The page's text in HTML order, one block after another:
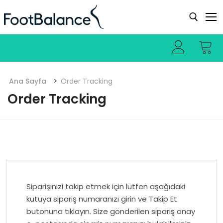
Anasayfa
%100 Kişiye Özel Spor Serisi
Çocuklara Özel Medikal Seri
Kompresyon Çorapları
Bunyon ve Halluks Valgus Çorabı
Plantar Fasiit Çorabı
Duyurular
Pazarlama
Eğitim Videoları
Ana Sayfa > Order Tracking
Order Tracking
Siparişinizi takip etmek için lütfen aşağıdaki
kutuya sipariş numaranızı girin ve Takip Et
butonuna tıklayın. Size gönderilen sipariş onay